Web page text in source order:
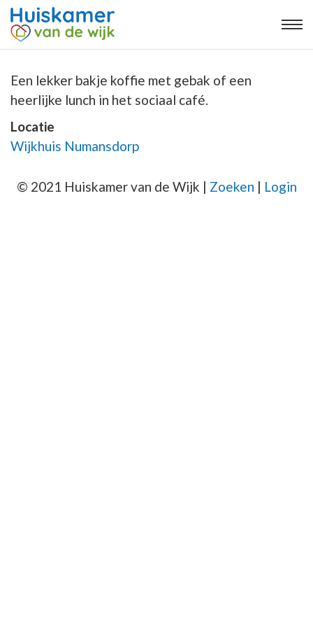
Een lekker bakje koffie met gebak of een
heerlijke lunch in het sociaal café.
Locatie
Wijkhuis Numansdorp
© 2021 Huiskamer van de Wijk | Zoeken | Login